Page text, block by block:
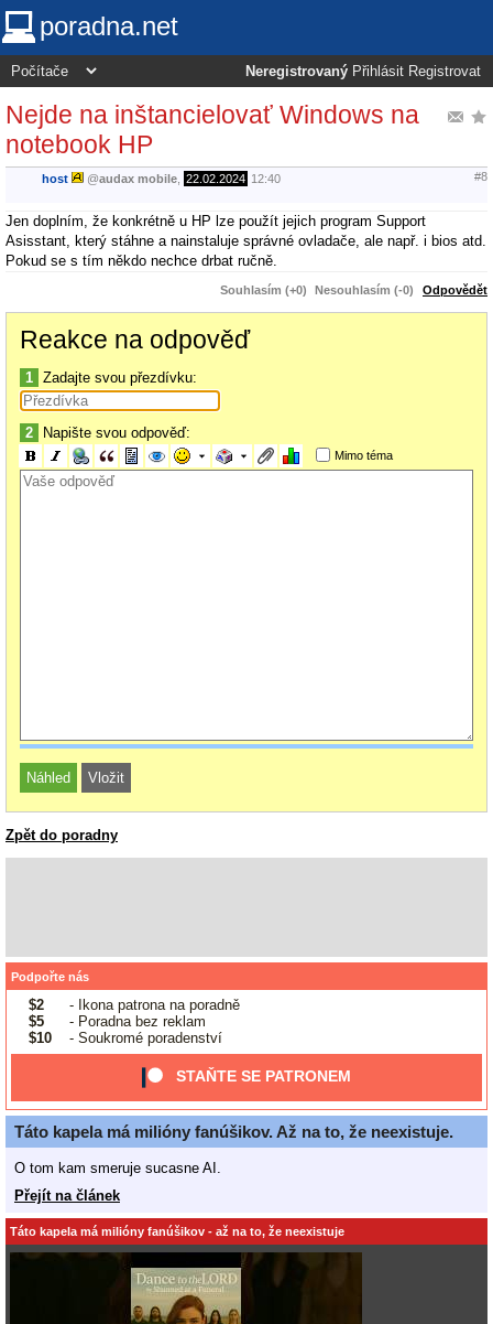
poradna.net
Neregistrovaný Přihlásit Registrovat
Nejde na inštancielovať Windows na
notebook HP
host @audax mobile 22.02.2024 12:40 #8
Jen doplním, že konkrétně u HP lze použít jejich program Support
Asisstant, který stáhne a nainstaluje správné ovladače, ale např. i bios atd.
Pokud se s tím někdo nechce drbat ručně.
Souhlasím (+0) Nesouhlasím (-0) Odpovědět
Reakce na odpověď
1 Zadajte svou přezdívku:
2 Napište svou odpověď:
Mimo téma
Zpět do poradny
Podpořte nás
$2
- Ikona patrona na poradně
$5
- Poradna bez reklam
$10
- Soukromé poradenství
STAŇTE SE PATRONEM
Táto kapela má milióny fanúšikov. Až na to, že neexistuje.
O tom kam smeruje sucasne AI.
Přejít na článek
Táto kapela má milióny fanúšikov - až na to, že neexistuje